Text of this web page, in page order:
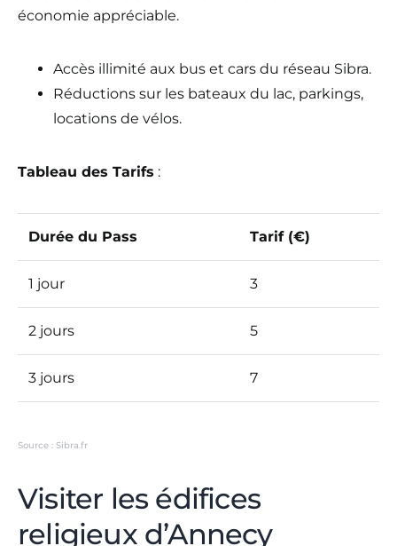
économie appréciable.
Accès illimité aux bus et cars du réseau Sibra.
Réductions sur les bateaux du lac, parkings,
locations de vélos.
Tableau des Tarifs :
Durée du Pass Tarif (€)
1 jour 3
2 jours 5
3 jours 7
Source : Sibra.fr
Visiter les édifices
religieux d’Annecy